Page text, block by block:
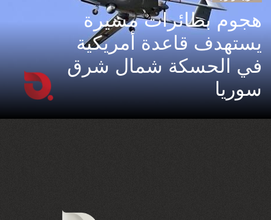
هجوم بطائرات مسيرة
يستهدف قاعدة أمريكية
في الحسكة شمال شرق
سوريا